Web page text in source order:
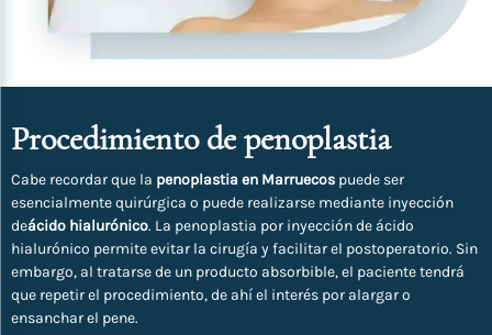
Procedimiento de penoplastia
Cabe recordar que la penoplastia en Marruecos puede ser
esencialmente quirúrgica o puede realizarse mediante inyección
deácido hialurónico. La penoplastia por inyección de ácido
hialurónico permite evitar la cirugía y facilitar el postoperatorio. Sin
embargo, al tratarse de un producto absorbible, el paciente tendrá
que repetir el procedimiento, de ahí el interés por alargar o
ensanchar el pene.